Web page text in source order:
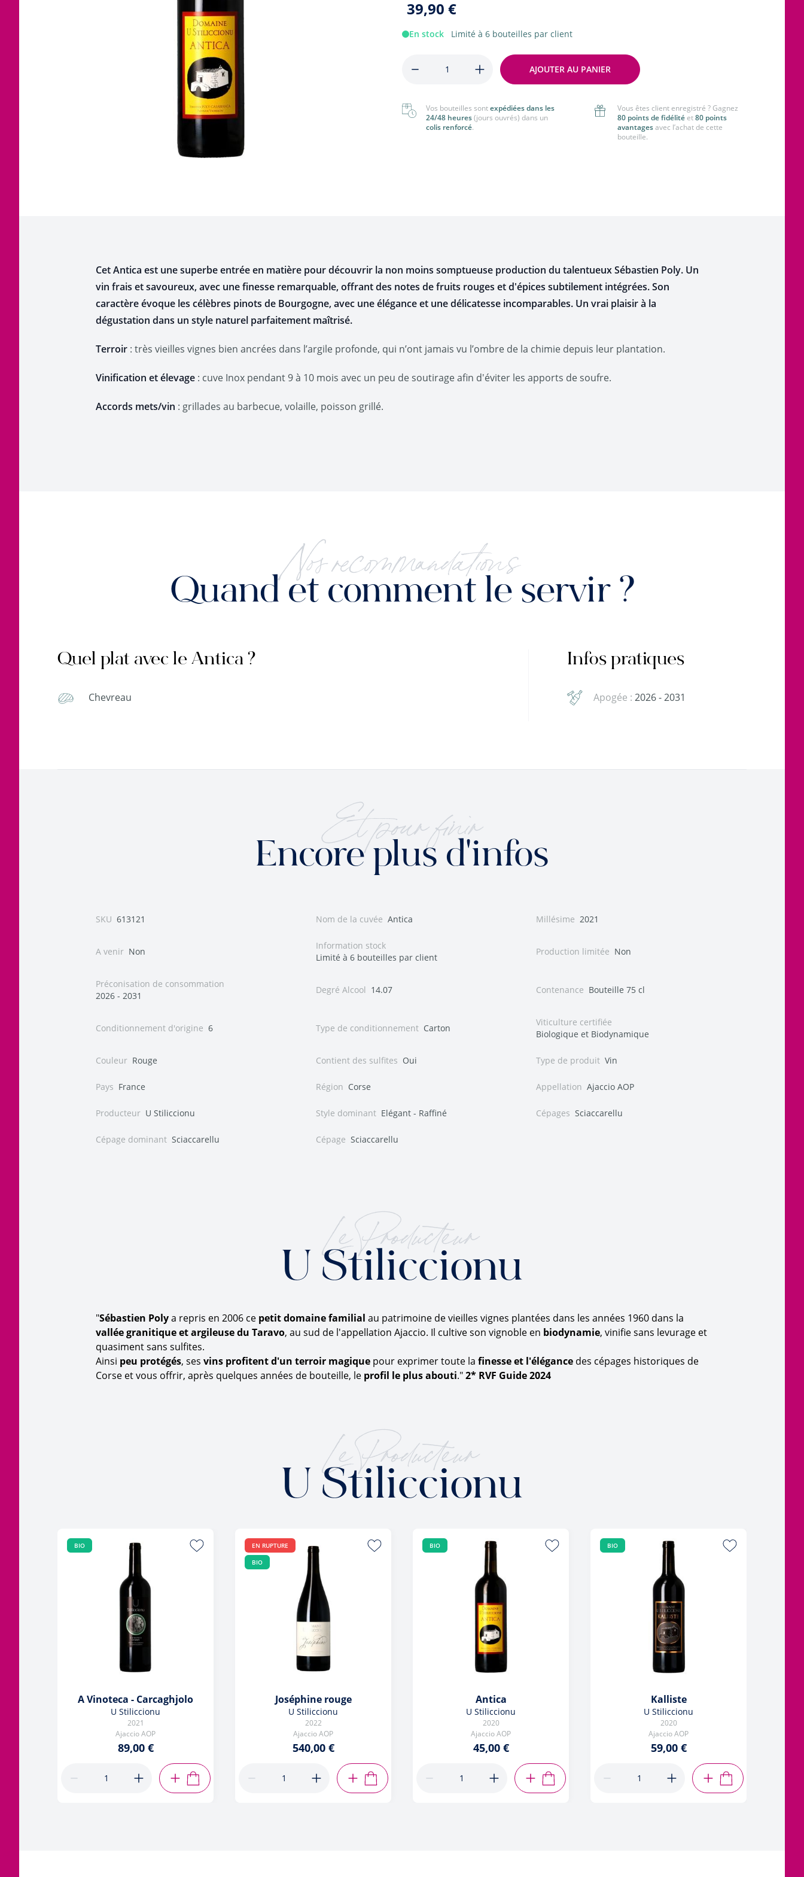
Languedoc
39,90 €
En stock Limité à 6 bouteilles par client
AJOUTER AU PANIER
Vos bouteilles sontexpédiées dans les
24/48 heures(jours ouvrés) dans un
colis renforcé.
Vous êtes client enregistré ? Gagnez
80 points de fidélité et80 points
avantagesavec l’achat de cette
bouteille.
Cet Antica est une superbe entrée en matière pour découvrir la non moins somptueuse production du talentueux Sébastien Poly. Un
vin frais et savoureux, avec une finesse remarquable, offrant des notes de fruits rouges et d'épices subtilement intégrées. Son
caractère évoque les célèbres pinots de Bourgogne, avec une élégance et une délicatesse incomparables. Un vrai plaisir à la
dégustation dans un style naturel parfaitement maîtrisé.
Terroir : très vieilles vignes bien ancrées dans l’argile profonde, qui n’ont jamais vu l’ombre de la chimie depuis leur plantation.
Vinification et élevage : cuve Inox pendant 9 à 10 mois avec un peu de soutirage afin d'éviter les apports de soufre.
Accords mets/vin : grillades au barbecue, volaille, poisson grillé.
Nos recommandations
Quand et comment le servir ?
Quel plat avec le Antica ?
Chevreau
Infos pratiques
Apogée : 2026 - 2031
Et pour finir
Encore plus d'infos
SKU 613121 Nom de la cuvée Antica Millésime 2021
A venir Non
Information stock
Limité à 6 bouteilles par client
Production limitée Non
Préconisation de consommation
2026 - 2031
Degré Alcool 14.07 Contenance Bouteille 75 cl
Conditionnement d'origine 6 Type de conditionnement Carton
Viticulture certifiée
Biologique et Biodynamique
Couleur Rouge Contient des sulfites Oui Type de produit Vin
Pays France Région Corse Appellation Ajaccio AOP
Producteur U Stiliccionu Style dominant Elégant - Raffiné Cépages Sciaccarellu
Cépage dominant Sciaccarellu Cépage Sciaccarellu
Le Producteur
U Stiliccionu
"Sébastien Polya repris en 2006 ce petit domaine familial au patrimoine de vieilles vignes plantées dans les années 1960 dans la
vallée granitique et argileuse du Taravo, au sud de l'appellation Ajaccio. Il cultive son vignoble en biodynamie, vinifie sans levurage et
quasiment sans sulfites.
Ainsi peu protégés, ses vins profitent d'un terroir magique pour exprimer toute la finesse et l'élégance des cépages historiques de
Corse et vous offrir, après quelques années de bouteille, le profil le plus abouti."2* RVF Guide 2024
Le Producteur
U Stiliccionu
BIO
A Vinoteca - Carcaghjolo
U Stiliccionu
2021
Ajaccio AOP
89,00 €
AJOUTER AU PANIER
EN RUPTURE
BIO
Joséphine rouge
U Stiliccionu
2022
Ajaccio AOP
540,00 €
AJOUTER AU PANIER
BIO
Antica
U Stiliccionu
2020
Ajaccio AOP
45,00 €
AJOUTER AU PANIER
BIO
Kalliste
U Stiliccionu
2020
Ajaccio AOP
59,00 €
AJOUTER AU PANIER